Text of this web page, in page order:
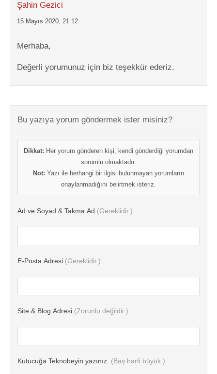
Şahin Gezici
15 Mayıs 2020, 21:12
Merhaba,
Değerli yorumunuz için biz teşekkür ederiz.
Bu yazıya yorum göndermek ister misiniz?
Dikkat: Her yorum gönderen kişi, kendi gönderdiği yorumdan
sorumlu olmaktadır.
Not: Yazı ile herhangi bir ilgisi bulunmayan yorumların
onaylanmadığını belirtmek isteriz.
Ad ve Soyad & Takma Ad (Gereklidir.)
E-Posta Adresi (Gereklidir.)
Site & Blog Adresi (Zorunlu değildir.)
Kutucuğa Teknobeyin yazınız. (Baş harfi büyük.)